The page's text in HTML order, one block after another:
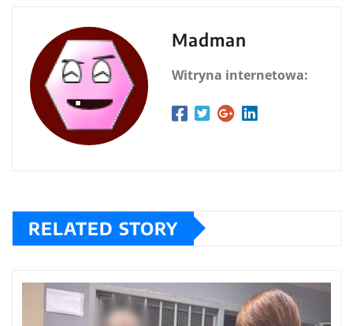
Madman
Witryna internetowa:
RELATED STORY